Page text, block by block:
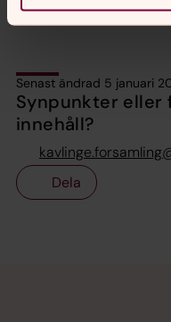
Senast ändrad 5 januari
Synpunkter eller
innehåll?
Dela